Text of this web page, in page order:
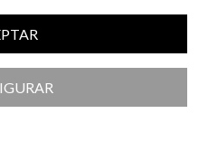
la Fundación